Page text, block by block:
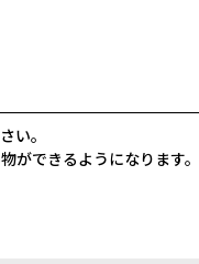
い。
ができるようになります。